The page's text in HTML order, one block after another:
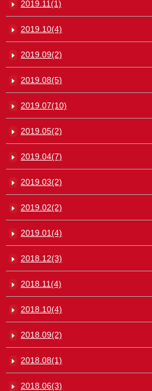
2019.11(1)
2019.10(4)
2019.09(2)
2019.08(5)
2019.07(10)
2019.05(2)
2019.04(7)
2019.03(2)
2019.02(2)
2019.01(4)
2018.12(3)
2018.11(4)
2018.10(4)
2018.09(2)
2018.08(1)
2018.06(3)